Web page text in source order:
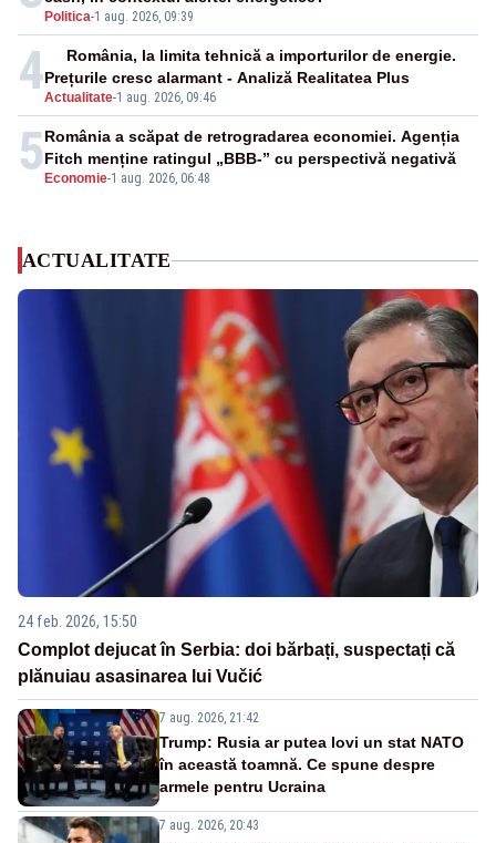
Politica-1 aug. 2026, 09:39
4Actualitate-1 aug. 2026, 09:46
România, la limita tehnică a importurilor de energie.
Prețurile cresc alarmant - Analiză Realitatea Plus
5 Economie-1 aug. 2026, 06:48
România a scăpat de retrogradarea economiei. Agenția
Fitch menține ratingul „BBB-” cu perspectivă negativă
ACTUALITATE
24 feb. 2026, 15:50
Complot dejucat în Serbia: doi bărbați, suspectați că
plănuiau asasinarea lui Vučić
7 aug. 2026, 21:42
Trump: Rusia ar putea lovi un stat NATO
în această toamnă. Ce spune despre
armele pentru Ucraina
7 aug. 2026, 20:43